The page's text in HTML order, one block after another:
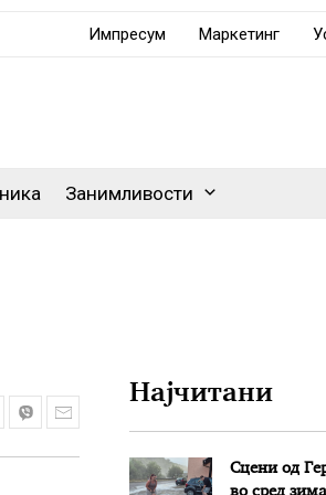
Импресум Маркетинг
Занимливости
Најчитани
Сцени од
во сред